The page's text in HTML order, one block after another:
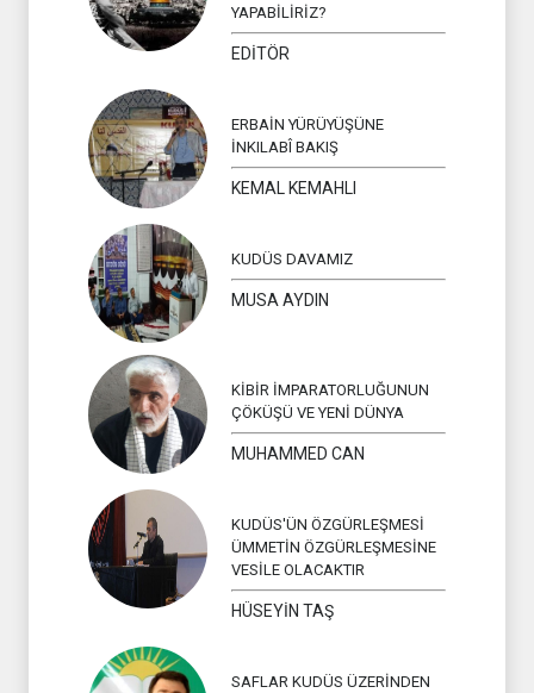
YAPABİLİRİZ?
EDİTÖR
ERBAİN YÜRÜYÜŞÜNE
İNKILABÎ BAKIŞ
KEMAL KEMAHLI
KUDÜS DAVAMIZ
MUSA AYDIN
KİBİR İMPARATORLUĞUNUN
ÇÖKÜŞÜ VE YENİ DÜNYA
MUHAMMED CAN
KUDÜS'ÜN ÖZGÜRLEŞMESİ
ÜMMETİN ÖZGÜRLEŞMESİNE
VESİLE OLACAKTIR
HÜSEYİN TAŞ
SAFLAR KUDÜS ÜZERİNDEN